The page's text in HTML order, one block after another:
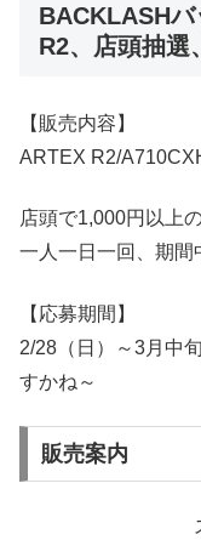
BACKLASH
R2、店頭抽選
【販売内容】
ARTEX R2/
店頭で1,000円以上
一人一日一回、期間
【応募期間】
2/28（日）～3月中
すかね～
販売案内